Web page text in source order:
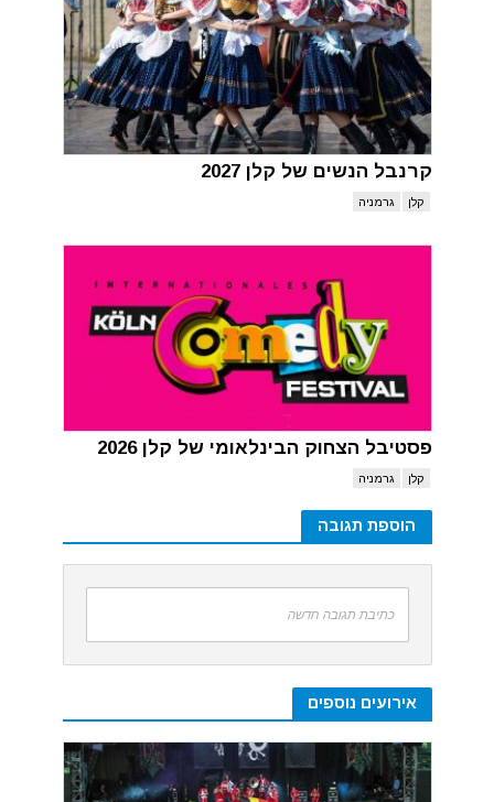
קרנבל הנשים של קלן 2027
קלן גרמניה
פסטיבל הצחוק הבינלאומי של קלן 2026
קלן גרמניה
הוספת תגובה
כתיבת תגובה חדשה
אירועים נוספים